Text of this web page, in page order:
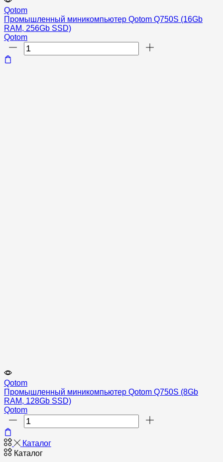
Qotom
Промышленный миникомпьютер Qotom Q750S (16Gb
RAM, 256Gb SSD)
Qotom
Количество
товара
Qotom
Промышленный миникомпьютер Qotom Q750S (8Gb
RAM, 128Gb SSD)
Qotom
Количество
товара
миникомпьютер
Qotom
Каталог
Каталог